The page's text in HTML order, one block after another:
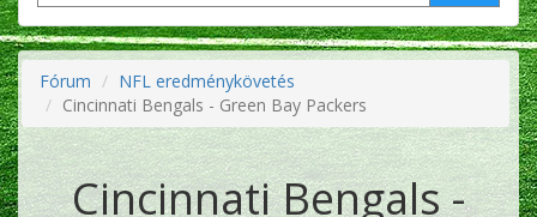
Fórum
NFL eredménykövetés
Cincinnati Bengals - Green Bay Packers
Cincinnati Bengals -